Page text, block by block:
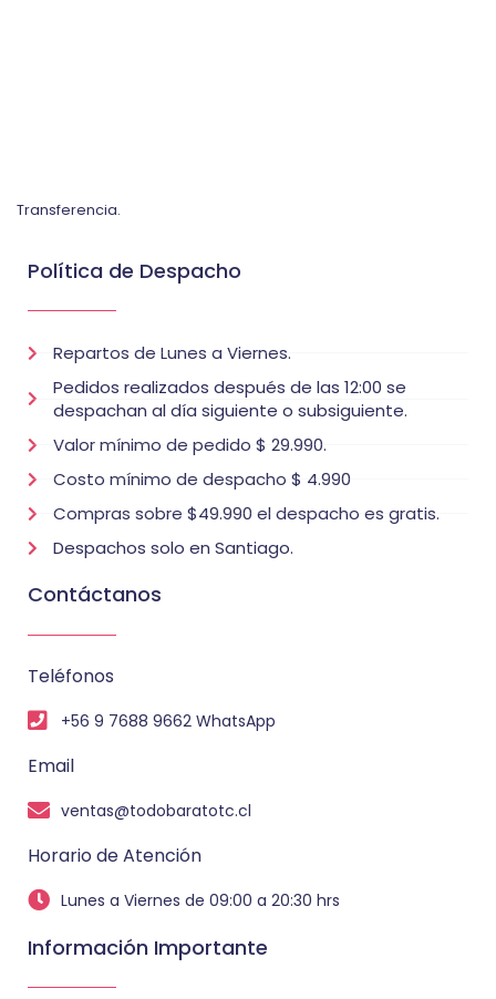
Transferencia.
Política de Despacho
Repartos de Lunes a Viernes.
Pedidos realizados después de las 12:00 se
despachan al día siguiente o subsiguiente.
Valor mínimo de pedido $ 29.990.
Costo mínimo de despacho $ 4.990
Compras sobre $49.990 el despacho es gratis.
Despachos solo en Santiago.
Contáctanos
Teléfonos
+56 9 7688 9662 WhatsApp
Email
ventas@todobaratotc.cl
Horario de Atención
Lunes a Viernes de 09:00 a 20:30 hrs
Información Importante